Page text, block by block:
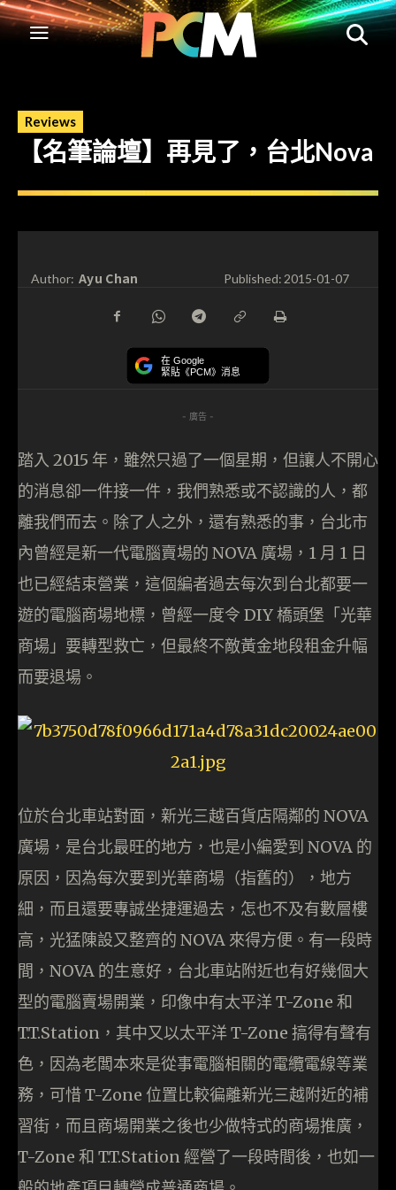
Reviews
【名筆論壇】再見了，台北Nova
Author: Ayu Chan Published:2015-01-07
在 Google
緊貼《PCM》消息
- 廣告 -
踏入 2015 年，雖然只過了一個星期，但讓人不開心
的消息卻一件接一件，我們熟悉或不認識的人，都
離我們而去。除了人之外，還有熟悉的事，台北市
內曾經是新一代電腦賣場的 NOVA 廣場，1 月 1 日
也已經結束營業，這個編者過去每次到台北都要一
遊的電腦商場地標，曾經一度令 DIY 橋頭堡「光華
商場」要轉型救亡，但最終不敵黃金地段租金升幅
而要退場。
位於台北車站對面，新光三越百貨店隔鄰的 NOVA
廣場，是台北最旺的地方，也是小編愛到 NOVA 的
原因，因為每次要到光華商場（指舊的），地方
細，而且還要專誠坐捷運過去，怎也不及有數層樓
高，光猛陳設又整齊的 NOVA 來得方便。有一段時
間，NOVA 的生意好，台北車站附近也有好幾個大
型的電腦賣場開業，印像中有太平洋 T-Zone 和
T.T.Station，其中又以太平洋 T-Zone 搞得有聲有
色，因為老闆本來是從事電腦相關的電纜電線等業
務，可惜 T-Zone 位置比較徧離新光三越附近的補
習街，而且商場開業之後也少做特式的商場推廣，
T-Zone 和 T.T.Station 經營了一段時間後，也如一